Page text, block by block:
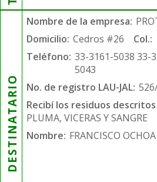
DESTINATARIO
Nombre de la empresa:
Domicilio: Cedros #26 Col.:
Teléfono: 33-3161-5038 33-
5043
No. de registro LAU-JAL:
Recibí los residuos
PLUMA, VICERAS Y SANGRE
Nombre: FRANCISCO OCHOA